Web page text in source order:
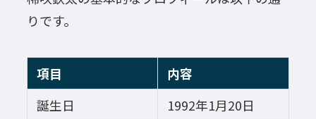
りです。
項目
内容
誕生日
1992年1月20日